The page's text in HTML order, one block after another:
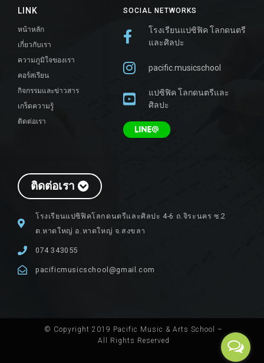
ติดต่อเรา
โรงเรียนแปซิฟิคโลกดนตรีและศิลปะ 4-6 ถ.จิระนคร ซ.2
ต.หาดใหญ่ อ.หาดใหญ่ จ.สงขลา
074 343055
pacificmusicschool@gmail.com
SOCIAL NETWORKS
โรงเรียนแปซิฟิค โลกดนตรี
และศิลปะ
pacific.musicschool
แปซิฟิค โลกดนตรีและ
ศิลปะ
LINK
หน้าหลัก
เกี่ยวกับเรา
ความภูมิใจของเรา
คอร์สเรียน
กิจกรรมและข่าวสาร
เกร็ดความรู้
ติดต่อเรา
© Copyright 2019 Pacific Music & Arts School –
All Rights Reserved